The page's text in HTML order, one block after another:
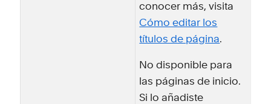
conocer más, visita
Cómo editar los
títulos de página.
No disponible para
las páginas de inicio.
Si lo añadiste